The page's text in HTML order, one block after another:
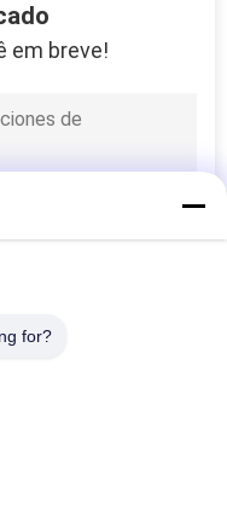
cor
em breve!
for?